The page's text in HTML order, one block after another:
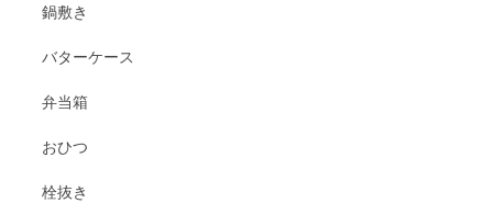
鍋敷き
バターケース
弁当箱
おひつ
栓抜き